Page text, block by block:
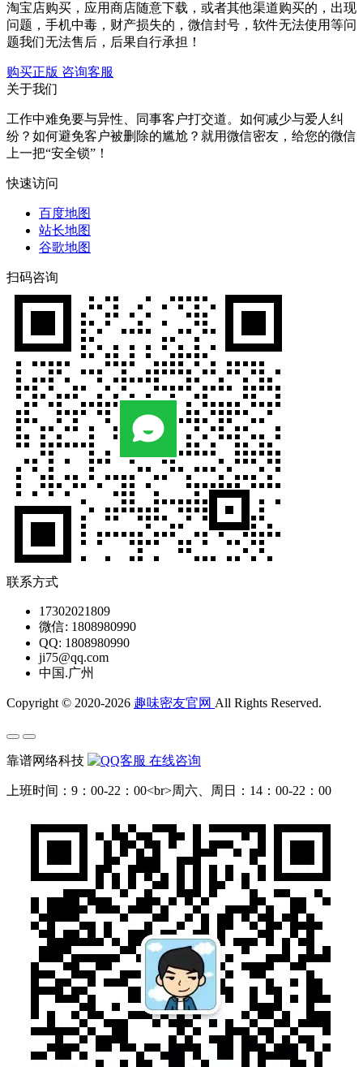
淘宝店购买，应用商店随意下载，或者其他渠道购买的，出现
问题，手机中毒，财产损失的，微信封号，软件无法使用等问
题我们无法售后，后果自行承担！
购买正版 咨询客服
关于我们
工作中难免要与异性、同事客户打交道。如何减少与爱人纠
纷？如何避免客户被删除的尴尬？就用微信密友，给您的微信
上一把“安全锁”！
快速访问
百度地图
站长地图
谷歌地图
扫码咨询
联系方式
17302021809
微信: 1808980990
QQ: 1808980990
ji75@qq.com
中国.广州
Copyright © 2020-2026 趣味密友官网 All Rights Reserved.
靠谱网络科技 在线咨询
上班时间：9：00-22：00<br>周六、周日：14：00-22：00